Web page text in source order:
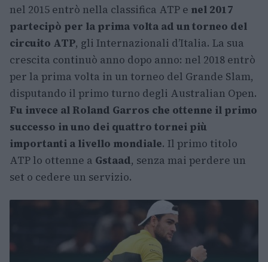
nel 2015 entrò nella classifica ATP e nel 2017
partecipò per la prima volta ad un torneo del
circuito ATP, gli Internazionali d’Italia. La sua
crescita continuò anno dopo anno: nel 2018 entrò
per la prima volta in un torneo del Grande Slam,
disputando il primo turno degli Australian Open.
Fu invece al Roland Garros che ottenne il primo
successo in uno dei quattro tornei più
importanti a livello mondiale. Il primo titolo
ATP lo ottenne a Gstaad, senza mai perdere un
set o cedere un servizio.